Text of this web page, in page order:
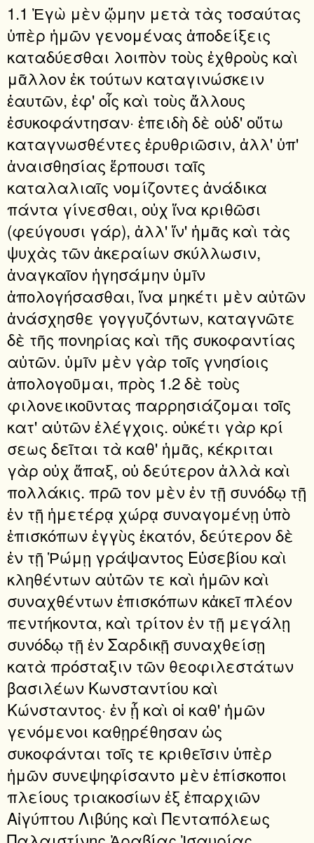
1.1 Ἐγὼ μὲν ᾤμην μετὰ τὰς τοσαύτας
ὑπὲρ ἡμῶν γενομένας ἀποδείξεις
καταδύεσθαι λοιπὸν τοὺς ἐχθροὺς καὶ
μᾶλλον ἐκ τούτων καταγινώσκειν
ἑαυτῶν, ἐφ' οἷς καὶ τοὺς ἄλλους
ἐσυκοφάντησαν· ἐπειδὴ δὲ οὐδ' οὕτω
καταγνωσθέντες ἐρυθριῶσιν, ἀλλ' ὑπ'
ἀναισθησίας ἕρπουσι ταῖς
καταλαλιαῖς νομίζοντες ἀνάδικα
πάντα γίνεσθαι, οὐχ ἵνα κριθῶσι
(φεύγουσι γάρ), ἀλλ' ἵν' ἡμᾶς καὶ τὰς
ψυχὰς τῶν ἀκεραίων σκύλλωσιν,
ἀναγκαῖον ἡγησάμην ὑμῖν
ἀπολογήσασθαι, ἵνα μηκέτι μὲν αὐτῶν
ἀνάσχησθε γογγυζόντων, καταγνῶτε
δὲ τῆς πονηρίας καὶ τῆς συκοφαντίας
αὐτῶν. ὑμῖν μὲν γὰρ τοῖς γνησίοις
ἀπολογοῦμαι, πρὸς 1.2 δὲ τοὺς
φιλονεικοῦντας παρρησιάζομαι τοῖς
κατ' αὐτῶν ἐλέγχοις. οὐκέτι γὰρ κρί
σεως δεῖται τὰ καθ' ἡμᾶς, κέκριται
γὰρ οὐχ ἅπαξ, οὐ δεύτερον ἀλλὰ καὶ
πολλάκις. πρῶ τον μὲν ἐν τῇ συνόδῳ τῇ
ἐν τῇ ἡμετέρᾳ χώρᾳ συναγομένῃ ὑπὸ
ἐπισκόπων ἐγγὺς ἑκατόν, δεύτερον δὲ
ἐν τῇ Ῥώμῃ γράψαντος Εὐσεβίου καὶ
κληθέντων αὐτῶν τε καὶ ἡμῶν καὶ
συναχθέντων ἐπισκόπων κἀκεῖ πλέον
πεντήκοντα, καὶ τρίτον ἐν τῇ μεγάλῃ
συνόδῳ τῇ ἐν Σαρδικῇ συναχθείσῃ
κατὰ πρόσταξιν τῶν θεοφιλεστάτων
βασιλέων Κωνσταντίου καὶ
Κώνσταντος· ἐν ᾗ καὶ οἱ καθ' ἡμῶν
γενόμενοι καθῃρέθησαν ὡς
συκοφάνται τοῖς τε κριθεῖσιν ὑπὲρ
ἡμῶν συνεψηφίσαντο μὲν ἐπίσκοποι
πλείους τριακοσίων ἐξ ἐπαρχιῶν
Αἰγύπτου Λιβύης καὶ Πενταπόλεως